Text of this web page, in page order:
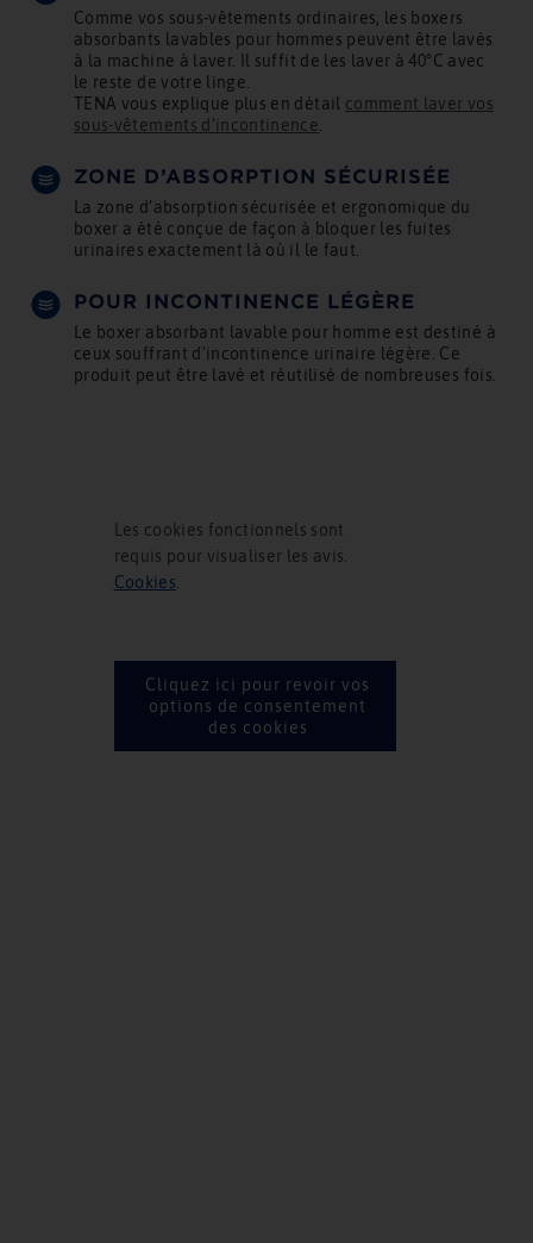
Comme vos sous-vêtements ordinaires, les boxers
absorbants lavables pour hommes peuvent être lavés
à la machine à laver. Il suffit de les laver à 40°C avec
le reste de votre linge.
TENA vous explique plus en détail comment laver vos
sous-vêtements d’incontinence.
ZONE D’ABSORPTION SÉCURISÉE
La zone d’absorption sécurisée et ergonomique du
boxer a été conçue de façon à bloquer les fuites
urinaires exactement là où il le faut.
POUR INCONTINENCE LÉGÈRE
Le boxer absorbant lavable pour homme est destiné à
ceux souffrant d'incontinence urinaire légère. Ce
produit peut être lavé et réutilisé de nombreuses fois.
Les cookies fonctionnels sont
requis pour visualiser les avis.
Cookies
Cliquez ici pour revoir vos
options de consentement
des cookies